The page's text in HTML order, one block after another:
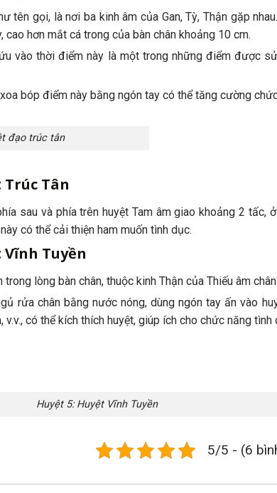
tên gọi, là nơi ba kinh âm của Gan, Tỳ, Thận gặp
cao hơn mắt cá trong của bàn chân khoảng 10 cm.
vào thời điểm này là một trong những điểm được
bóp điểm này bằng ngón tay có thể tăng cường
đạo trúc tân
Trúc Tân
sau và phía trên huyệt Tam âm giao khoảng 2 tấc,
có thể cải thiện ham muốn tình dục.
Vĩnh Tuyền
trong lòng bàn chân, thuộc kinh Thận của Thiếu âm chân.
rửa chân bằng nước nóng, dùng ngón tay ấn vào
v.v., có thể kích thích huyệt, giúp ích cho chức năng tình
Huyệt 5: Huyệt Vĩnh Tuyền
5/5 - (6